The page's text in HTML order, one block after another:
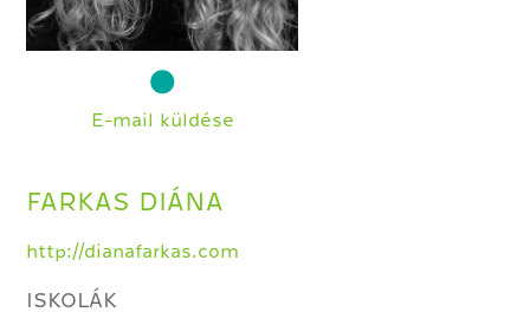
E-mail küldése
FARKAS DIÁNA
http://dianafarkas.com
ISKOLÁK